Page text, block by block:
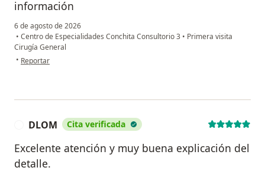
información
6 de agosto de 2026
• Centro de Especialidades Conchita Consultorio 3 • Primera visita
Cirugía General
• en opinión del usuario Hector raul aguilar galvan
Reportar
DLOM Cita verificada
Excelente atención y muy buena explicación del
detalle.